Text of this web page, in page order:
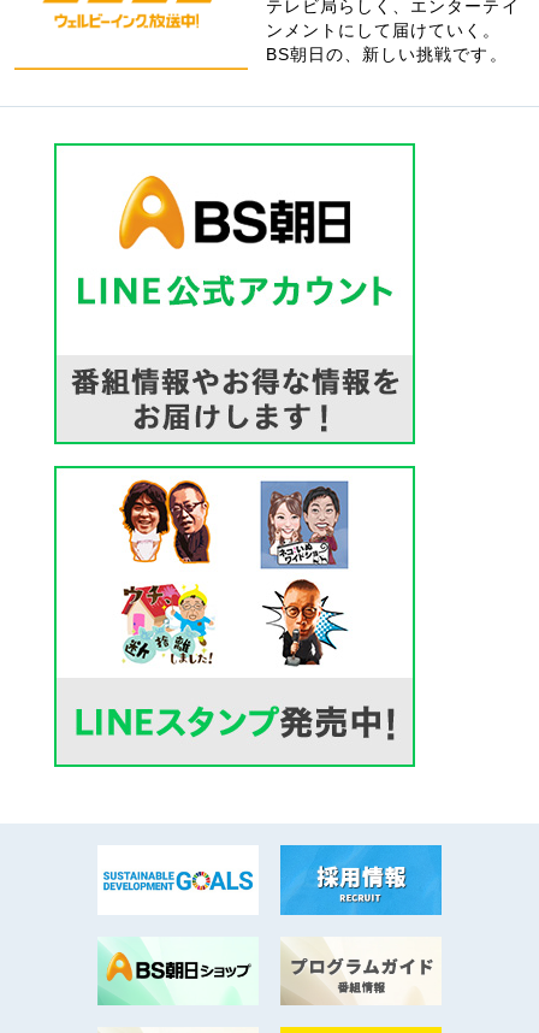
テレビ局らしく、エンターテイ
ンメントにして届けていく。
BS朝日の、新しい挑戦です。